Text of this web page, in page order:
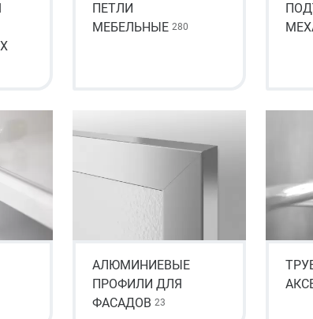
ПЕТЛИ
МЕБЕЛЬНЫЕ 280
АЛЮМИНИЕВЫЕ
ПРОФИЛИ ДЛЯ
ФАСАДОВ 23